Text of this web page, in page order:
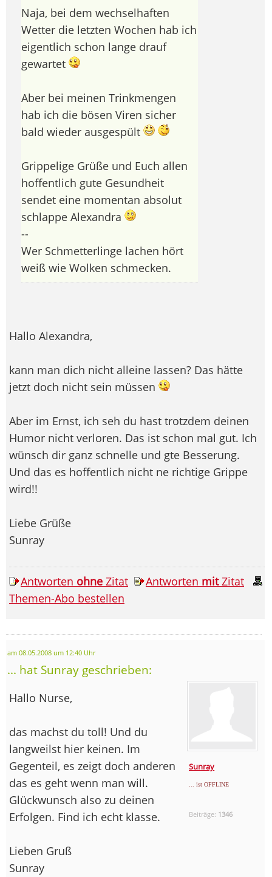
Naja, bei dem wechselhaften
Wetter die letzten Wochen hab ich
eigentlich schon lange drauf
gewartet
Aber bei meinen Trinkmengen
hab ich die bösen Viren sicher
bald wieder ausgespült
Grippelige Grüße und Euch allen
hoffentlich gute Gesundheit
sendet eine momentan absolut
schlappe Alexandra
--
Wer Schmetterlinge lachen hört
weiß wie Wolken schmecken.
Hallo Alexandra,
kann man dich nicht alleine lassen? Das hätte
jetzt doch nicht sein müssen
Aber im Ernst, ich seh du hast trotzdem deinen
Humor nicht verloren. Das ist schon mal gut. Ich
wünsch dir ganz schnelle und gte Besserung.
Und das es hoffentlich nicht ne richtige Grippe
wird!!
Liebe Grüße
Sunray
Antworten ohne Zitat Antworten mitZitat
Themen-Abo bestellen
am 08.05.2008 um 12:40 Uhr
... hat Sunray geschrieben:
Sunray
... ist OFFLINE
Beiträge: 1346
Hallo Nurse,
das machst du toll! Und du
langweilst hier keinen. Im
Gegenteil, es zeigt doch anderen
das es geht wenn man will.
Glückwunsch also zu deinen
Erfolgen. Find ich echt klasse.
Lieben Gruß
Sunray